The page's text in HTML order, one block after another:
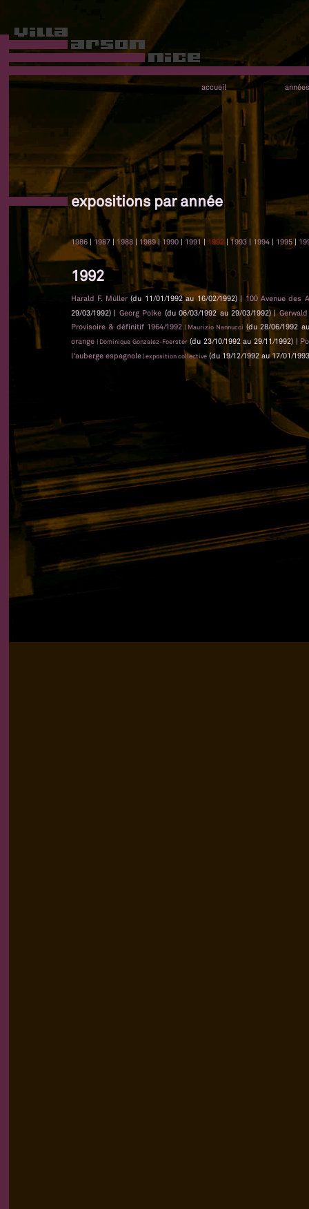
accueil années
expositions par année
1986 | 1987 |1988 | 1989| 1990 | 1991 | 1992 |1993 | 1994 | 1995|
1992
Harald F. Müller(du 11/01/1992 au 16/02/1992) |100 Avenue des
29/03/1992) | Georg Polke (du 06/03/1992 au 29/03/1992) |
Provisoire & définitif 1964/1992 | Maurizio Nannucci (du 28/06/1992
orange | Dominique Gonzalez-Foerster(du 23/10/1992 au 29/11/1992) |
l'auberge espagnole | exposition collective (du 19/12/1992 au 17/01/